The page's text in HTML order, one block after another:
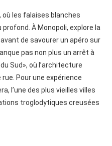
où les falaises blanches
À Monopoli, explore la
de savourer un apéro sur
pas non plus un arrêt à
Sud», où l’architecture
Pour une expérience
l’une des plus vieilles villes
troglodytiques creusées